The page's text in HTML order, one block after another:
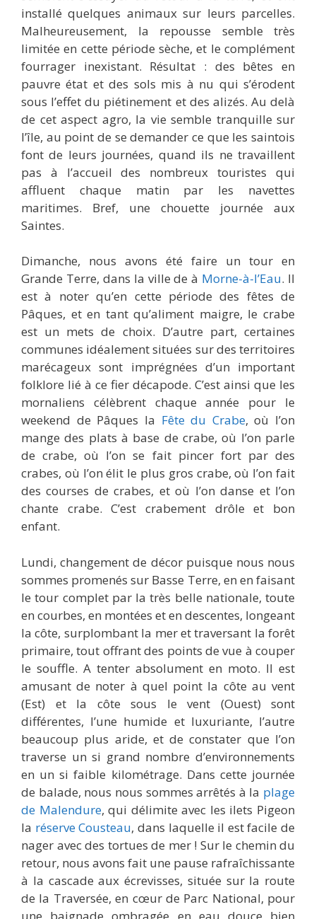
installé quelques animaux sur leurs parcelles.
Malheureusement, la repousse semble très
limitée en cette période sèche, et le complément
fourrager inexistant. Résultat : des bêtes en
pauvre état et des sols mis à nu qui s’érodent
sous l’effet du piétinement et des alizés. Au delà
de cet aspect agro, la vie semble tranquille sur
l’île, au point de se demander ce que les saintois
font de leurs journées, quand ils ne travaillent
pas à l’accueil des nombreux touristes qui
affluent chaque matin par les navettes
maritimes. Bref, une chouette journée aux
Saintes.
Dimanche, nous avons été faire un tour en
Grande Terre, dans la ville de à Morne-à-l’Eau. Il
est à noter qu’en cette période des fêtes de
Pâques, et en tant qu’aliment maigre, le crabe
est un mets de choix. D’autre part, certaines
communes idéalement situées sur des territoires
marécageux sont imprégnées d’un important
folklore lié à ce fier décapode. C’est ainsi que les
mornaliens célèbrent chaque année pour le
weekend de Pâques la Fête du Crabe, où l’on
mange des plats à base de crabe, où l’on parle
de crabe, où l’on se fait pincer fort par des
crabes, où l’on élit le plus gros crabe, où l’on fait
des courses de crabes, et où l’on danse et l’on
chante crabe. C’est crabement drôle et bon
enfant.
Lundi, changement de décor puisque nous nous
sommes promenés sur Basse Terre, en en faisant
le tour complet par la très belle nationale, toute
en courbes, en montées et en descentes, longeant
la côte, surplombant la mer et traversant la forêt
primaire, tout offrant des points de vue à couper
le souffle. A tenter absolument en moto. Il est
amusant de noter à quel point la côte au vent
(Est) et la côte sous le vent (Ouest) sont
différentes, l’une humide et luxuriante, l’autre
beaucoup plus aride, et de constater que l’on
traverse un si grand nombre d’environnements
en un si faible kilométrage. Dans cette journée
de balade, nous nous sommes arrêtés à la plage
de Malendure, qui délimite avec les ilets Pigeon
la réserve Cousteau, dans laquelle il est facile de
nager avec des tortues de mer ! Sur le chemin du
retour, nous avons fait une pause rafraîchissante
à la cascade aux écrevisses, située sur la route
de la Traversée, en cœur de Parc National, pour
une baignade ombragée en eau douce bien